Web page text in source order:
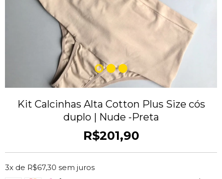
Kit Calcinhas Alta Cotton Plus Size cós
duplo | Nude -Preta
R$201,90
3x de R$67,30 sem juros